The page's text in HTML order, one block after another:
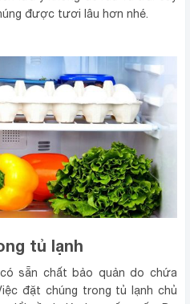
được tươi lâu hơn nhé.
tủ lạnh
sẵn chất bảo quản do chứa
đặt chúng trong tủ lạnh chủ